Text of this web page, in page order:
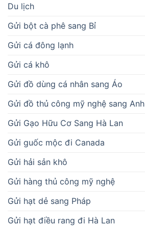
Du lịch
Gửi bột cà phê sang Bỉ
Gửi cá đông lạnh
Gửi cá khô
Gửi đồ dùng cá nhân sang Áo
Gửi đồ thủ công mỹ nghệ sang Anh
Gửi Gạo Hữu Cơ Sang Hà Lan
Gửi guốc mộc đi Canada
Gửi hải sản khô
Gửi hàng thủ công mỹ nghệ
Gửi hạt dẻ sang Pháp
Gửi hạt điều rang đi Hà Lan